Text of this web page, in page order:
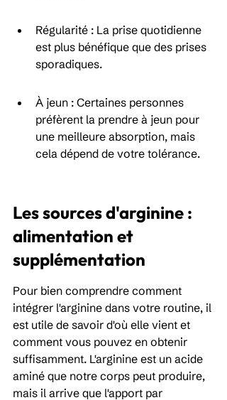
Régularité : La prise quotidienne
est plus bénéfique que des prises
sporadiques.
À jeun : Certaines personnes
préfèrent la prendre à jeun pour
une meilleure absorption, mais
cela dépend de votre tolérance.
Les sources d'arginine :
alimentation et
supplémentation
Pour bien comprendre comment
intégrer l'arginine dans votre routine, il
est utile de savoir d'où elle vient et
comment vous pouvez en obtenir
suffisamment. L'arginine est un acide
aminé que notre corps peut produire,
mais il arrive que l'apport par